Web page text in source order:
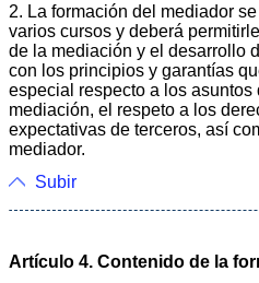
2. La formación del mediador
varios cursos y deberá
de la mediación y el desarrollo
con los principios y garantías
especial respecto a los
mediación, el respeto a los
expectativas de terceros, así
mediador.
Subir
Artículo 4. Contenido de la